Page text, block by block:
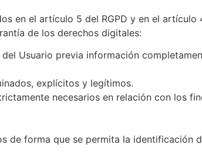
en el artículo 5 del RGPD y en el artículo
de los derechos digitales:
Usuario previa información
explícitos y legítimos.
necesarios en relación con los
de forma que se permita la identificación